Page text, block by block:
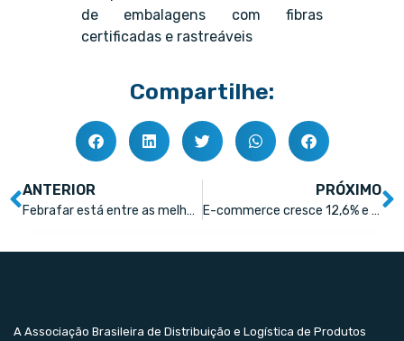
de embalagens com fibras
certificadas e rastreáveis
Compartilhe:
ANTERIOR
Febrafar está entre as melhores empresas para trabalhar pelo terceiro ano
PRÓXIMO
E-commerce cresce 12,6% e fatura R$ 39,6 bilhões no 1º trimestre de 2022
A Associação Brasileira de Distribuição e Logística de Produtos